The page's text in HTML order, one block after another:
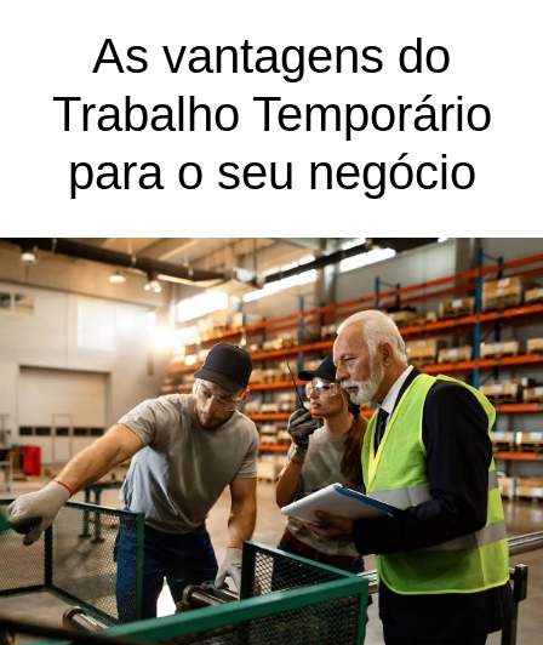
As vantagens do
Trabalho Temporário
para o seu negócio